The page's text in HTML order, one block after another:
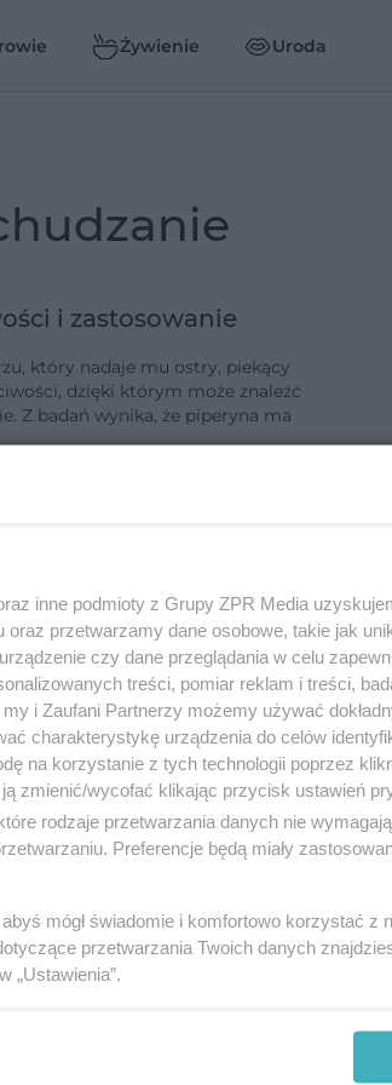
Żywienie Uroda
i zastosowanie
który nadaje mu ostry, piekący
dzięki którym może znaleźć
Z badań wynika, że piperyna ma
Redakcja serwisu dokłada wszelkich
odpowiedzialności wynikającej z
art. 3 ust 1 ustawy o działalności leczniczej.
inne podmioty z Grupy ZPR Media
przetwarzamy dane osobowe, takie jak
czy dane przeglądania w celu
treści, pomiar reklam i treści,
i Zaufani Partnerzy możemy używać
charakterystykę urządzenia do celów
na korzystanie z tych technologii poprzez
zmienić/wycofać klikając przycisk ustawień
rodzaje przetwarzania danych nie
Preferencje będą miały
mógł świadomie i komfortowo korzystać z
przetwarzania Twoich danych
„Ustawienia”.